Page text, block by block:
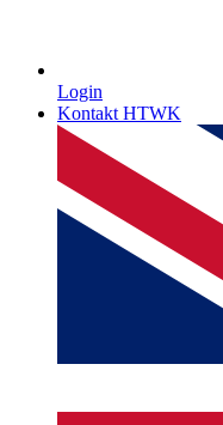
Login
Kontakt HTWK